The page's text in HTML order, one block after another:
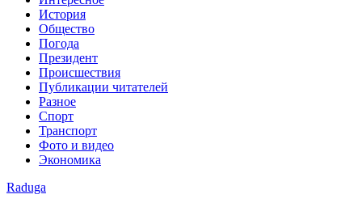
История
Общество
Погода
Президент
Происшествия
Публикации читателей
Разное
Спорт
Транспорт
Фото и видео
Экономика
Raduga